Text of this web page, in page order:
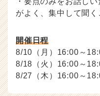
がよく、集中して聞く
開催日程
8/10（月）16:00～
8/18（火）16:00～
8/27（木）16:00～